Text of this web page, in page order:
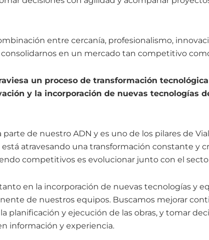
entre cercanía, profesionalismo,
en un mercado tan competitivo
un proceso de transformación
y la incorporación de nuevas tecnologías
parte de nuestro ADN y es uno de los pilares de
atravesando una transformación constante y
competitivos es evolucionar junto con el
en la incorporación de nuevas tecnologías y
de nuestros equipos. Buscamos mejorar
planificación y ejecución de las obras, y tomar
información y experiencia.